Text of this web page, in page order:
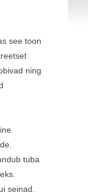
see toon
ning
tuba
seinad.